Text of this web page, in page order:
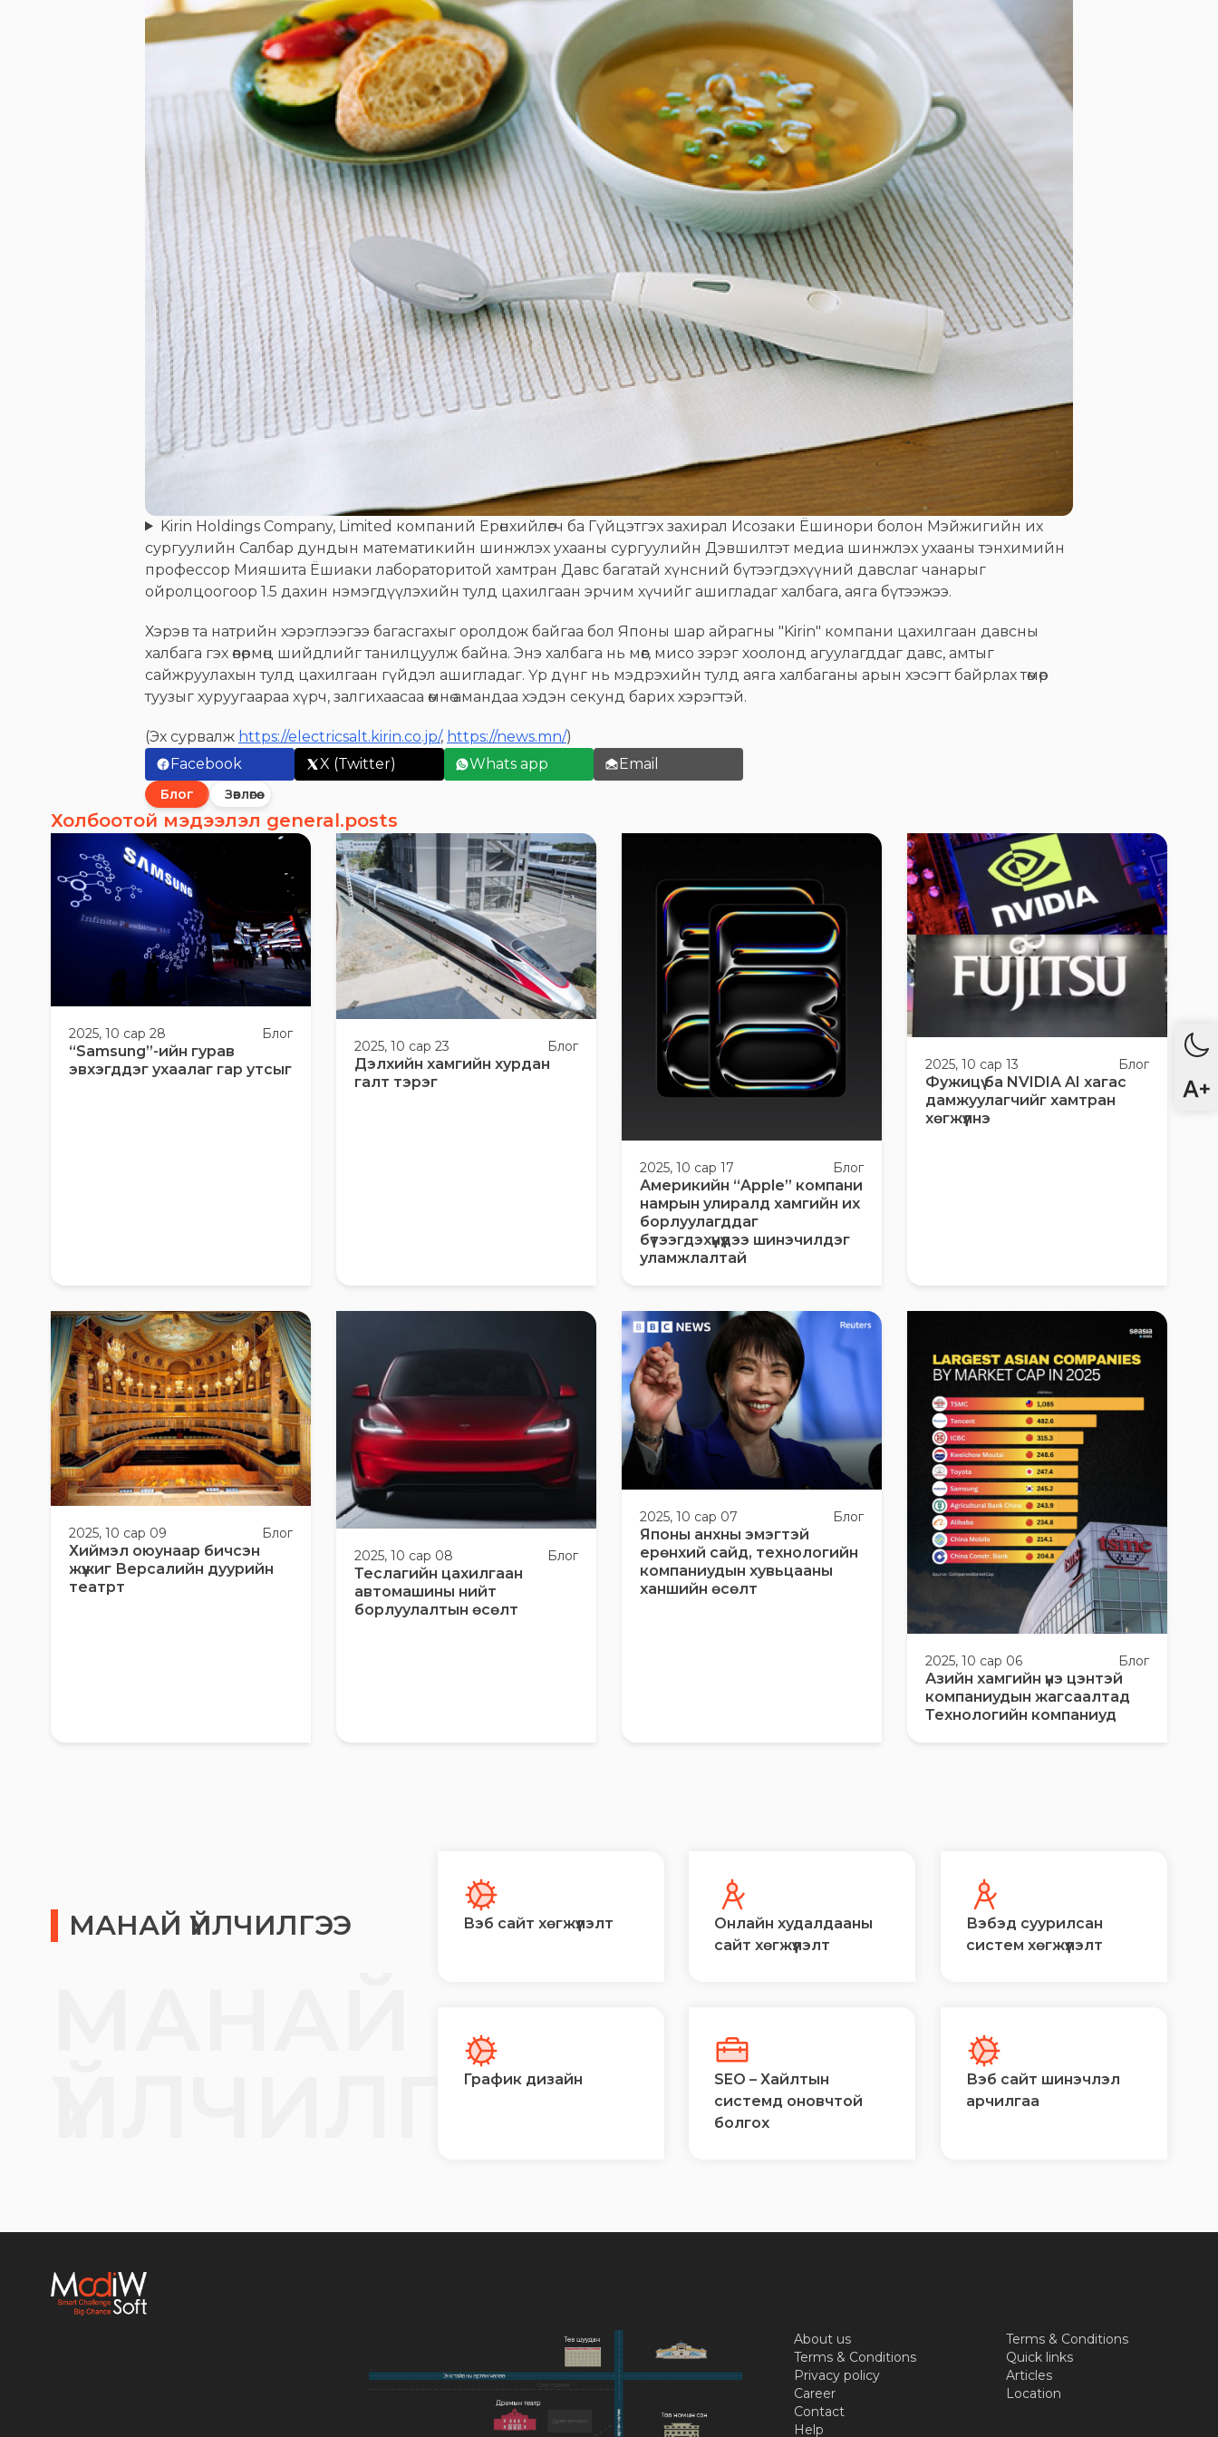
Kirin Holdings Company, Limited компаний Ерөнхийлөгч ба Гүйцэтгэх захирал Исозаки Ёшинори болон Мэйжигийн их
сургуулийн Салбар дундын математикийн шинжлэх ухааны сургуулийн Дэвшилтэт медиа шинжлэх ухааны тэнхимийн
профессор Мияшита Ёшиаки лабораторитой хамтран Давс багатай хүнсний бүтээгдэхүүний давслаг чанарыг
ойролцоогоор 1.5 дахин нэмэгдүүлэхийн тулд цахилгаан эрчим хүчийг ашигладаг халбага, аяга бүтээжээ.
Хэрэв та натрийн хэрэглээгээ багасгахыг оролдож байгаа бол Японы шар айрагны "Kirin" компани цахилгаан давсны
халбага гэх өвөрмөц шийдлийг танилцуулж байна. Энэ халбага нь мөөг, мисо зэрэг хоолонд агуулагддаг давс, амтыг
сайжруулахын тулд цахилгаан гүйдэл ашигладаг. Үр дүнг нь мэдрэхийн тулд аяга халбаганы арын хэсэгт байрлах төмөр
туузыг хуруугаараа хүрч, залгихаасаа өмнө амандаа хэдэн секунд барих хэрэгтэй.
(Эх сурвалж https://electricsalt.kirin.co.jp/, https://news.mn/)
Facebook
X (Twitter) Whats app Email
Блог Зөвлөгөө
Холбоотой мэдээлэл general.posts
2025, 10 сар 28 Блог
“Samsung”-ийн гурав
эвхэгддэг ухаалаг гар утсыг
2025, 10 сар 23 Блог
Дэлхийн хамгийн хурдан
галт тэрэг
2025, 10 сар 17 Блог
Америкийн “Apple” компани
намрын улиралд хамгийн их
борлуулагддаг
бүтээгдэхүүнүүдээ шинэчилдэг
уламжлалтай
2025, 10 сар 13 Блог
Фужицү ба NVIDIA AI хагас
дамжуулагчийг хамтран
хөгжүүлнэ
2025, 10 сар 09 Блог
Хиймэл оюунаар бичсэн
жүжиг Версалийн дуурийн
театрт
2025, 10 сар 08 Блог
Теслагийн цахилгаан
автомашины нийт
борлуулалтын өсөлт
2025, 10 сар 07 Блог
Японы анхны эмэгтэй
ерөнхий сайд, технологийн
компаниудын хувьцааны
ханшийн өсөлт
2025, 10 сар 06 Блог
Азийн хамгийн үнэ цэнтэй
компаниудын жагсаалтад
Технологийн компаниуд
МАНАЙ ҮЙЛЧИЛГЭЭ
ҮЙЛЧИЛГЭЭ
Вэб сайт хөгжүүлэлт
Онлайн худалдааны
сайт хөгжүүлэлт
Вэбэд суурилсан
систем хөгжүүлэлт
График дизайн
SEO – Хайлтын
системд оновчтой
болгох
Вэб сайт шинэчлэл
арчилгаа
About us
Terms & Conditions
Privacy policy
Career
Contact
Help
Terms & Conditions
Quick links
Articles
Location